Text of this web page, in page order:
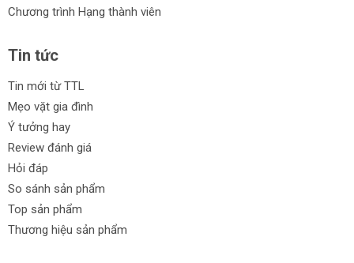
Chương trình Hạng thành viên
Tin tức
Tin mới từ TTL
Mẹo vặt gia đình
Ý tưởng hay
Review đánh giá
Hỏi đáp
So sánh sản phẩm
Top sản phẩm
Thương hiệu sản phẩm